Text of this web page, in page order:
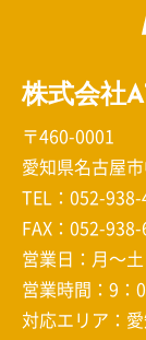
株式会社
〒460-0001
愛知県名古屋
TEL： 052-938-
FAX：052-
営業日：月～土
営業時間：9：
対応エリア：